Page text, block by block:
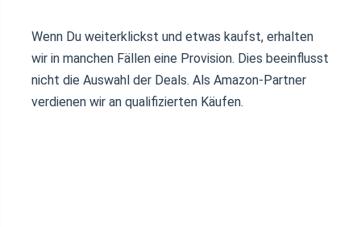
Wenn Du weiterklickst und etwas kaufst, erhalten
wir in manchen Fällen eine Provision. Dies beeinflusst
nicht die Auswahl der Deals. Als Amazon-Partner
verdienen wir an qualifizierten Käufen.